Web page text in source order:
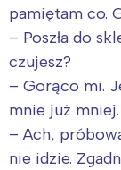
pamiętam co.
– Poszła do
czujesz?
– Gorąco mi.
mnie już
– Ach,
nie idzie.